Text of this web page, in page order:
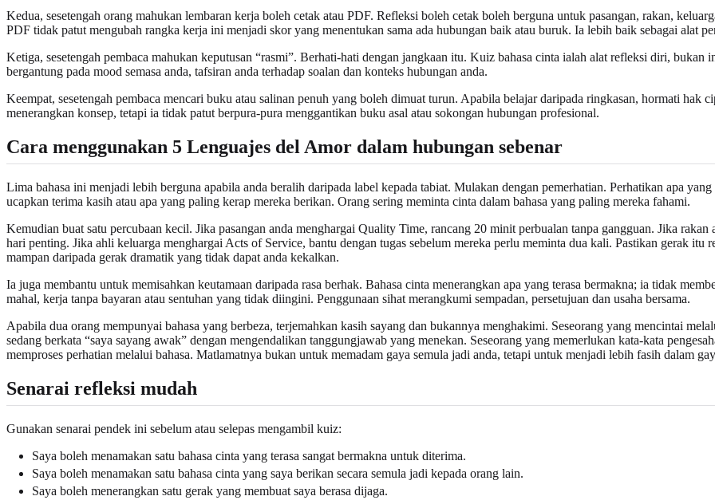
Kedua, sesetengah orang mahukan lembaran kerja boleh cetak atau PDF. Refleksi boleh cetak boleh berguna untuk pasangan, rakan,
PDF tidak patut mengubah rangka kerja ini menjadi skor yang menentukan sama ada hubungan baik atau buruk. Ia lebih baik sebagai alat
Ketiga, sesetengah pembaca mahukan keputusan “rasmi”. Berhati-hati dengan jangkaan itu. Kuiz bahasa cinta ialah alat refleksi diri,
bergantung pada mood semasa anda, tafsiran anda terhadap soalan dan konteks hubungan anda.
Keempat, sesetengah pembaca mencari buku atau salinan penuh yang boleh dimuat turun. Apabila belajar daripada ringkasan, hormati hak
menerangkan konsep, tetapi ia tidak patut berpura-pura menggantikan buku asal atau sokongan hubungan profesional.
Cara menggunakan 5 Lenguajes del Amor dalam hubungan sebenar
Lima bahasa ini menjadi lebih berguna apabila anda beralih daripada label kepada tabiat. Mulakan dengan pemerhatian. Perhatikan apa
ucapkan terima kasih atau apa yang paling kerap mereka berikan. Orang sering meminta cinta dalam bahasa yang paling mereka fahami.
Kemudian buat satu percubaan kecil. Jika pasangan anda menghargai Quality Time, rancang 20 minit perbualan tanpa gangguan. Jika
hari penting. Jika ahli keluarga menghargai Acts of Service, bantu dengan tugas sebelum mereka perlu meminta dua kali. Pastikan gerak
mampan daripada gerak dramatik yang tidak dapat anda kekalkan.
Ia juga membantu untuk memisahkan keutamaan daripada rasa berhak. Bahasa cinta menerangkan apa yang terasa bermakna; ia tidak
mahal, kerja tanpa bayaran atau sentuhan yang tidak diingini. Penggunaan sihat merangkumi sempadan, persetujuan dan usaha bersama.
Apabila dua orang mempunyai bahasa yang berbeza, terjemahkan kasih sayang dan bukannya menghakimi. Seseorang yang mencintai
sedang berkata “saya sayang awak” dengan mengendalikan tanggungjawab yang menekan. Seseorang yang memerlukan kata-kata
memproses perhatian melalui bahasa. Matlamatnya bukan untuk memadam gaya semula jadi anda, tetapi untuk menjadi lebih fasih dalam
Senarai refleksi mudah
Gunakan senarai pendek ini sebelum atau selepas mengambil kuiz:
Saya boleh menamakan satu bahasa cinta yang terasa sangat bermakna untuk diterima.
Saya boleh menamakan satu bahasa cinta yang saya berikan secara semula jadi kepada orang lain.
Saya boleh menerangkan satu gerak yang membuat saya berasa dijaga.